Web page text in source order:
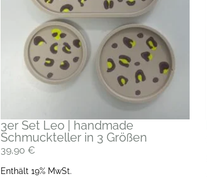
3er Set Leo | handmade
Schmuckteller in 3 Größen
39,90 €
Enthält 19% MwSt.